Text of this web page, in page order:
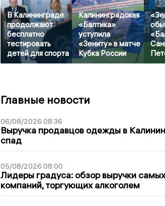
В Калининграде
продолжают
бесплатно
тестировать
детей для спорта
Калининградская
«Балтика»
уступила
«Зениту» в матче
Кубка России
Главные новости
06/08/2026 08:36
Выручка продавцов одежды в
спад
05/08/2026 08:00
Лидеры градуса: обзор выручки
компаний, торгующих алкоголем